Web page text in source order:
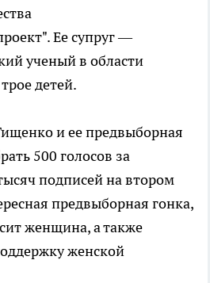
Ее супруг —
ученый в области
детей.
и ее предвыборная
500 голосов за
подписей на втором
предвыборная гонка,
женщина, а также
женской